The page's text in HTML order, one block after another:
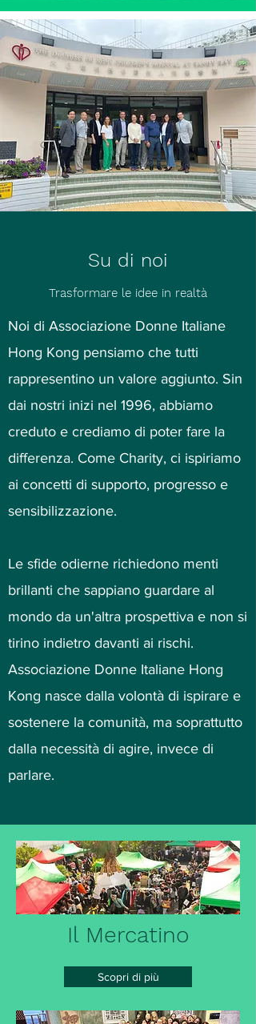
Su di noi
Trasformare le idee in realtà
Noi di Associazione Donne Italiane
Hong Kong pensiamo che tutti
rappresentino un valore aggiunto. Sin
dai nostri inizi nel 1996, abbiamo
creduto e crediamo di poter fare la
differenza. Come Charity, ci ispiriamo
ai concetti di supporto, progresso e
sensibilizzazione.
Le sfide odierne richiedono menti
brillanti che sappiano guardare al
mondo da un'altra prospettiva e non si
tirino indietro davanti ai rischi.
Associazione Donne Italiane Hong
Kong nasce dalla volontà di ispirare e
sostenere la comunità, ma soprattutto
dalla necessità di agire, invece di
parlare.
Il Mercatino
Scopri di più